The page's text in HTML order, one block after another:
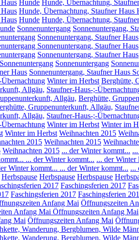
Hunde Hunde, Übernachtung,
Hunde, Übernachtung, Staufner Haus
Hunde Hunde, Übernachtung,
Sonnenuntergang Sonnenuntergang,
Sonnenuntergang, Staufner Haus
Sonnenuntergang, Staufner Haus
Sonnenuntergang, Staufner Haus
Sonnenuntergang Sonnenuntergang
Haus Sonnenuntergang, Staufner Haus
Winter im Herbst Berghütte,
Allgäu, Staufner-Haus-;-
Allgäu, Berghütte,
Gruppenunterkunft, Allgäu,
Allgäu, Staufner-Haus-;-
Winter im Herbst Winter im
Winter im Herbst Weihnachten 2015
2015 Weihnachten 2015
Weihnachten 2015 ... der Winter kommt...
... der Winter kommt... ... der Winter
Winter kommt... ... der Winter kommt... ...
Herbspause Herbspause Herbspause
2017 Faschingsferien 2017
Faschingsferien 2017 Faschingsferien
Anfang Mai Öffnungszeiten
Anfang Mai Öffnungszeiten Anfang Mai
Mai Öffnungszeiten Anfang Mai
Wanderung, Bergblumen, Wilde
Wanderung, Bergblumen, Wilde